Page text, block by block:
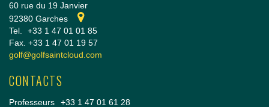
60 rue du 19 Janvier
92380 Garches
Tel.
+33 1 47 01 01 85
Fax. +33 1 47 01 19 57
golf@golfsaintcloud.com
CONTACTS
Professeurs +33 1 47 01 61 28